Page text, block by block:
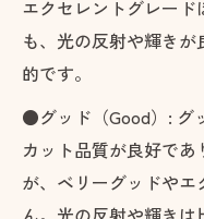
エクセレントグレー
も、光の反射や輝き
的です。
●グッド（Good）: グ
カット品質が良好で
が、ベリーグッドや